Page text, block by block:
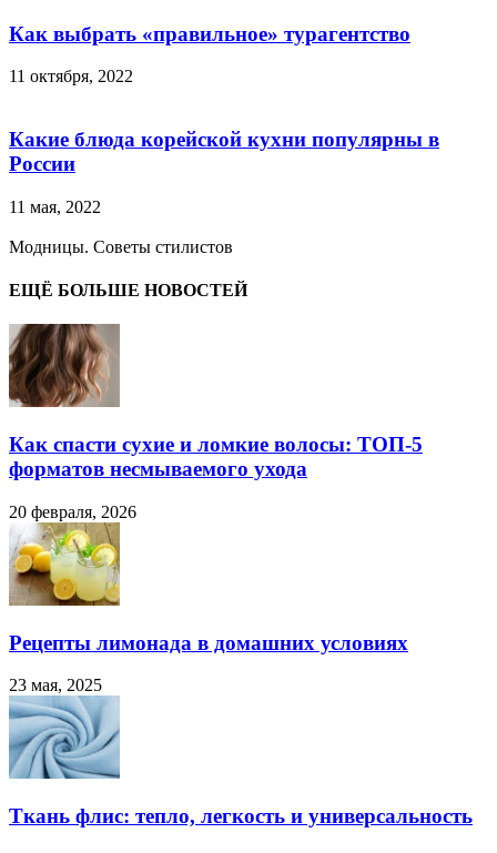
Как выбрать «правильное» турагентство
11 октября, 2022
Какие блюда корейской кухни популярны в
России
11 мая, 2022
Модницы. Советы стилистов
ЕЩЁ БОЛЬШЕ НОВОСТЕЙ
Как спасти сухие и ломкие волосы: ТОП-5
форматов несмываемого ухода
20 февраля, 2026
Рецепты лимонада в домашних условиях
23 мая, 2025
Ткань флис: тепло, легкость и универсальность